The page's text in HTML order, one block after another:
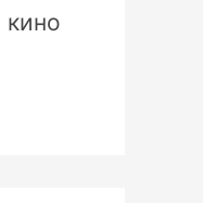
кино